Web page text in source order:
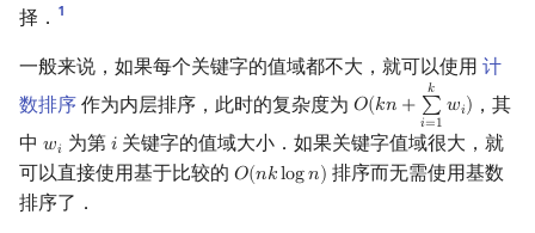
择．
1
一般来说，如果每个关键字的值域都不大，就可以使用 计
数排序 作为内层排序，此时的复杂度为 𝑂(𝑘𝑛 +
𝑘
∑
𝑖=1
𝑤𝑖)
O(kn+ ∑i =1k wi) ，其
中 𝑤𝑖
wi 为第 𝑖
i 关键字的值域大小．如果关键字值域很大，就
可以直接使用基于比较的 𝑂(𝑛𝑘log𝑛)
O(nklogn)
排序而无需使用基数
排序了．